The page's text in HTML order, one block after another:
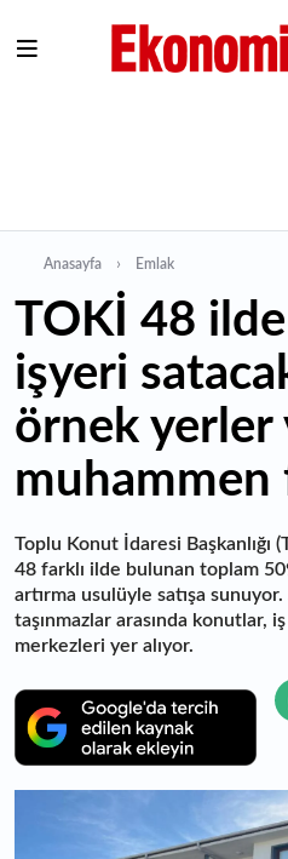
Anasayfa Emlak
TOKİ 48
işyeri
örnek yerler
muhammen
Toplu Konut İdaresi Başkanlığı
48 farklı ilde bulunan toplam
artırma usulüyle satışa sunuyor.
taşınmazlar arasında konutlar,
merkezleri yer alıyor.